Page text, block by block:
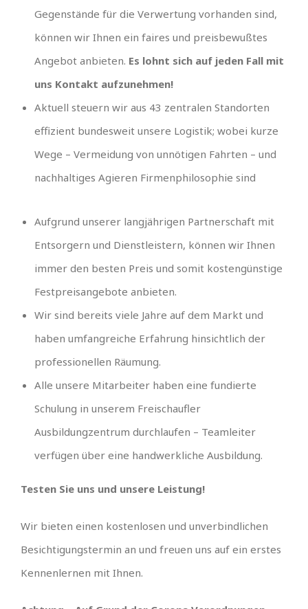
Gegenstände für die Verwertung vorhanden sind,
können wir Ihnen ein faires und preisbewußtes
Angebot anbieten. Es lohnt sich auf jeden Fall mit
uns Kontakt aufzunehmen!
Aktuell steuern wir aus 43 zentralen Standorten
effizient bundesweit unsere Logistik; wobei kurze
Wege – Vermeidung von unnötigen Fahrten – und
nachhaltiges Agieren Firmenphilosophie sind
Aufgrund unserer langjährigen Partnerschaft mit
Entsorgern und Dienstleistern, können wir Ihnen
immer den besten Preis und somit kostengünstige
Festpreisangebote anbieten.
Wir sind bereits viele Jahre auf dem Markt und
haben umfangreiche Erfahrung hinsichtlich der
professionellen Räumung.
Alle unsere Mitarbeiter haben eine fundierte
Schulung in unserem Freischaufler
Ausbildungzentrum durchlaufen – Teamleiter
verfügen über eine handwerkliche Ausbildung.
Testen Sie uns und unsere Leistung!
Wir bieten einen kostenlosen und unverbindlichen
Besichtigungstermin an und freuen uns auf ein erstes
Kennenlernen mit Ihnen.